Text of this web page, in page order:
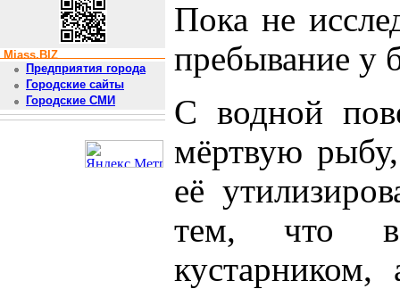
Miass.BIZ
Предприятия города
Городские сайты
Городские СМИ
Пока не
пребывание у
С водной
мёртвую
её
тем, что